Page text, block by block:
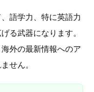
語学力、特に英語力
る武器になります。
外の最新情報へのア
せん。